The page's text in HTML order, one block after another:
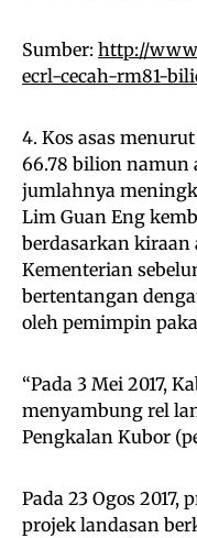
Sumber: http://
ecrl-cecah-rm81-
4. Kos asas
66.78 bilion namun
jumlahnya
Lim Guan Eng
berdasarkan kiraan
Kementerian
bertentangan
oleh pemimpin
“Pada 3 Mei 2017,
menyambung rel
Pengkalan Kubor
Pada 23 Ogos 2017,
projek landasan